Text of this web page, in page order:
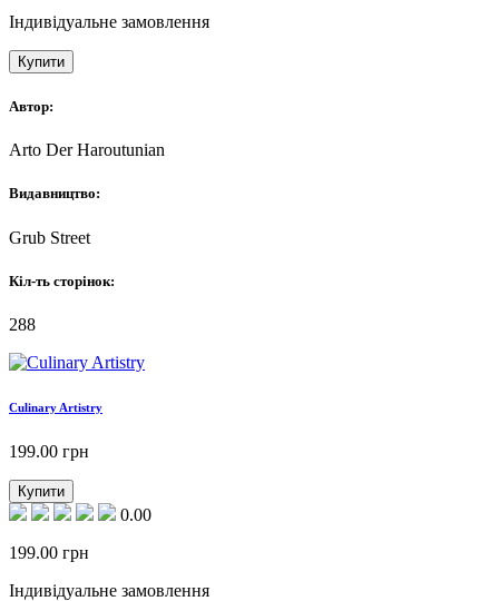
Індивідуальне замовлення
Купити
Автор:
Arto Der Haroutunian
Видавництво:
Grub Street
Кіл-ть сторінок:
288
Culinary Artistry
199.00 грн
Купити
0.00
199.00 грн
Індивідуальне замовлення